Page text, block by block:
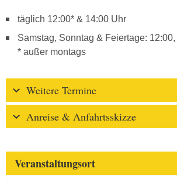
täglich 12:00* & 14:00 Uhr
Samstag, Sonntag & Feiertage:
* außer montags
Weitere Termine
Anreise & Anfahrtsskizze
Veranstaltungsort